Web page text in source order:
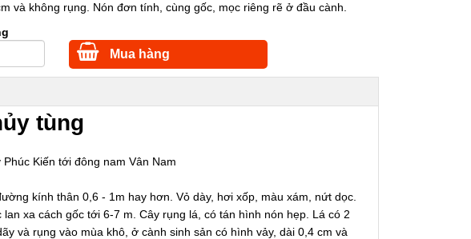
và không rụng. Nón đơn tính, cùng gốc, mọc riêng rẽ ở đầu cành.
Mua hàng
tùng
Kiến tới đông nam Vân Nam
kính thân 0,6 - 1m hay hơn. Vỏ dày, hơi xốp, màu xám, nứt dọc.
xa cách gốc tới 6-7 m. Cây rụng lá, có tán hình nón hẹp. Lá có 2
và rụng vào mùa khô, ở cành sinh sản có hình vảy, dài 0,4 cm và